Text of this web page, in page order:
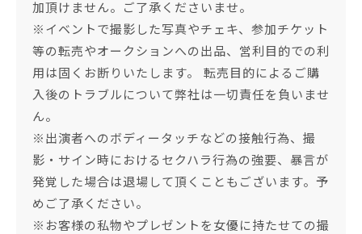
加頂けません。ご了承くださいませ。
※イベントで撮影した写真やチェキ、参加チケット
等の転売やオークションへの出品、営利目的での利
用は固くお断りいたします。 転売目的によるご購
入後のトラブルについて弊社は一切責任を負いませ
ん。
※出演者へのボディータッチなどの接触行為、撮
影・サイン時におけるセクハラ行為の強要、暴言が
発覚した場合は退場して頂くこともございます。予
めご了承ください。
※お客様の私物やプレゼントを女優に持たせての撮